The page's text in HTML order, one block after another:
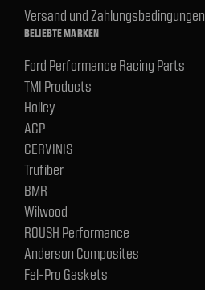
Versand und Zahlungsbedingungen
BELIEBTE MARKEN
Ford Performance Racing Parts
TMI Products
Holley
ACP
CERVINIS
Trufiber
BMR
Wilwood
ROUSH Performance
Anderson Composites
Fel-Pro Gaskets